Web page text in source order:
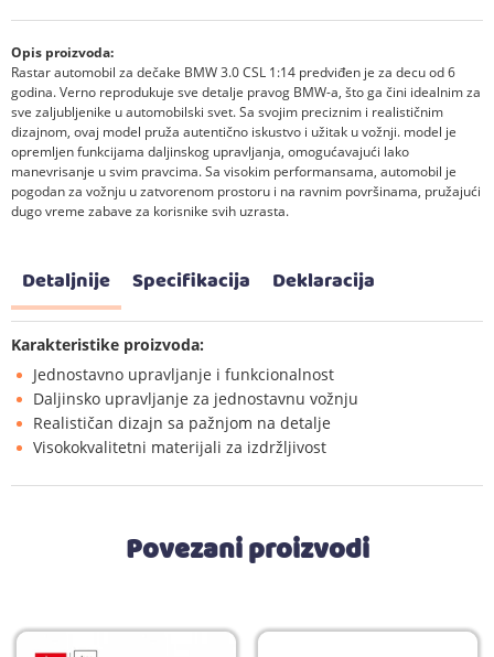
Opis proizvoda:
Rastar automobil za dečake BMW 3.0 CSL 1:14 predviđen je za decu od 6
godina. Verno reprodukuje sve detalje pravog BMW-a, što ga čini idealnim za
sve zaljubljenike u automobilski svet. Sa svojim preciznim i realističnim
dizajnom, ovaj model pruža autentično iskustvo i užitak u vožnji. model je
opremljen funkcijama daljinskog upravljanja, omogućavajući lako
manevrisanje u svim pravcima. Sa visokim performansama, automobil je
pogodan za vožnju u zatvorenom prostoru i na ravnim površinama, pružajući
dugo vreme zabave za korisnike svih uzrasta.
Detaljnije Specifikacija Deklaracija
Karakteristike proizvoda:
Jednostavno upravljanje i funkcionalnost
Daljinsko upravljanje za jednostavnu vožnju
Realističan dizajn sa pažnjom na detalje
Visokokvalitetni materijali za izdržljivost
Povezani proizvodi